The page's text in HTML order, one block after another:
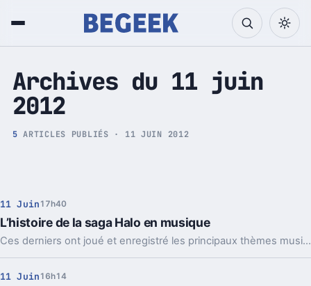
Tech et Pop culture
Archives du 11 juin
2012
5 ARTICLES PUBLIÉS · 11 JUIN 2012
11 Juin 17h40
L’histoire de la saga Halo en musique
Ces derniers ont joué et enregistré les principaux thèmes musicaux de la licence à succès de Microsoft.
11 Juin 16h14